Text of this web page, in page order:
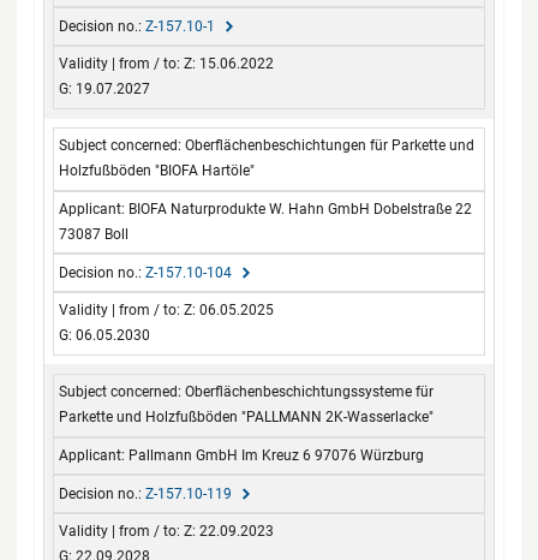
Z-157.10-1
Z: 15.06.2022
G: 19.07.2027
Oberflächenbeschichtungen für Parkette und
Holzfußböden "BIOFA Hartöle"
BIOFA Naturprodukte W. Hahn GmbH Dobelstraße 22
73087 Boll
Z-157.10-104
Z: 06.05.2025
G: 06.05.2030
Oberflächenbeschichtungssysteme für
Parkette und Holzfußböden "PALLMANN 2K-Wasserlacke"
Pallmann GmbH Im Kreuz 6 97076 Würzburg
Z-157.10-119
Z: 22.09.2023